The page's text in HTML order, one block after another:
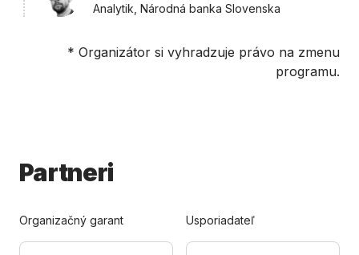
Analytik, Národná banka Slovenska
* Organizátor si vyhradzuje právo na zmenu
programu.
Partneri
Organizačný garant Usporiadateľ